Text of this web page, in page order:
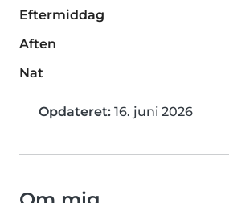
Eftermiddag
Aften
Nat
Opdateret: 16. juni 2026